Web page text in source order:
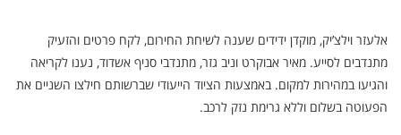
אלעזר וילצ’יק, מוקדן ידידים שענה לשיחת החירום, לקח פרטים והזעיק
מתנדבים לסייע. מאיר אבוקרט וניב גזר, מתנדבי סניף אשדוד, נענו לקריאה
והגיעו במהירות למקום. באמצעות הציוד הייעודי שברשותם חילצו השניים את
הפעוטה בשלום וללא גרימת נזק לרכב.